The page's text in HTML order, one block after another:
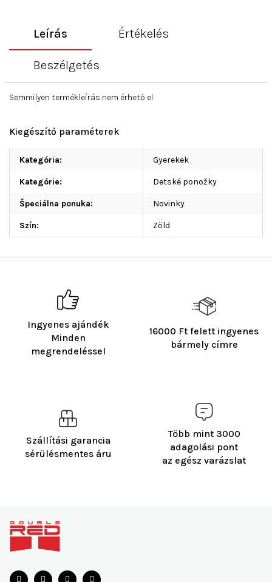
Ingyenes ajándék
Minden
megrendeléssel
16000 Ft felett ingyenes
bármely címre
Szállítási garancia
sérülésmentes áru
Több mint 3000
adagolási pont
az egész varázslat
Leírás Értékelés
Beszélgetés
Semmilyen termékleírás nem érhető el
Kiegészítő paraméterek
Kategória: Gyerekek
Kategórie: Detské ponožky
Špeciálna ponuka: Novinky
Szín: Zöld